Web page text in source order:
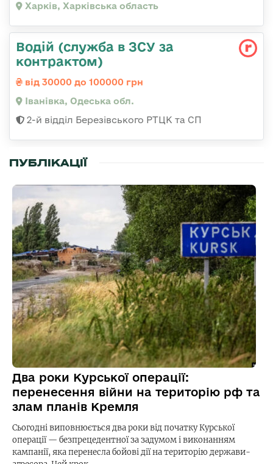
Харків, Харківська область
Водій (служба в ЗСУ за
контрактом)
від 30000 до 100000 грн
Іванівка, Одеська обл.
2-й відділ Березівського РТЦК та СП
ПУБЛІКАЦІЇ
Два роки Курської операції:
перенесення війни на територію рф та
злам планів Кремля
Сьогодні виповнюється два роки від початку Курської
операції — безпрецедентної за задумом і виконанням
кампанії, яка перенесла бойові дії на територію держави-